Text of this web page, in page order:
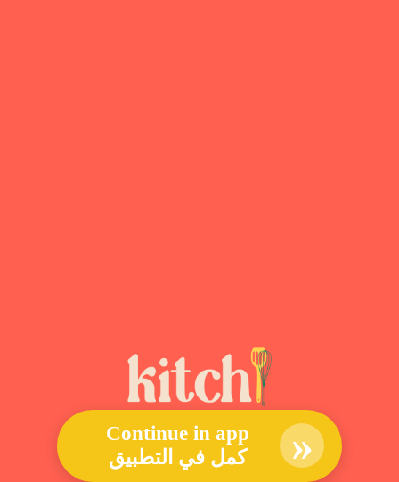
Continue in app
كمل في التطبيق
»